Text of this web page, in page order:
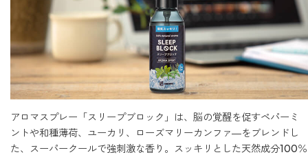
ダニ除け
アンチダニー
アロミックデオ
(シトラスミント)
アロミックデオ
(冷寒)
＊通話料無料
＊受付：平日10:00～17:00(土日祝定休)
＊長期休業については
こちらをご確認ください
お問い合わせ
お問い合わせいただく前に一度、「よくある質問」をご確認くださ
い。
よくあるご質問、お問い合わせ
アロマスプレー「スリープブロック」は、脳の覚醒を促すペパーミ
ントや和種薄荷、ユーカリ、ローズマリーカンファ―をブレンドし
た、スーパークールで強刺激な香り。スッキリとした天然成分100％